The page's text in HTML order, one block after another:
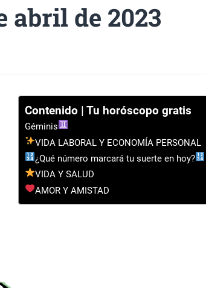
abril de 2023
Contenido | Tu horóscopo gratis
Géminis
VIDA LABORAL Y ECONOMÍA PERSONAL
¿Qué número marcará tu suerte en hoy?
VIDA Y SALUD
AMOR Y AMISTAD